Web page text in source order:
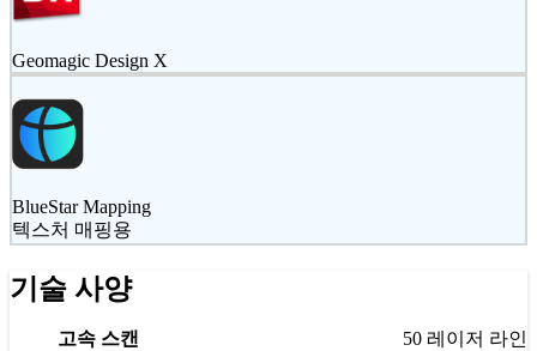
Geomagic Design X
BlueStar Mapping
텍스처 매핑용
기술 사양
고속 스캔
50 레이저 라인